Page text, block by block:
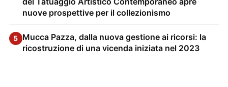
nuove prospettive per il collezionismo
5 Mucca Pazza, dalla nuova gestione ai ricorsi: la
ricostruzione di una vicenda iniziata nel 2023